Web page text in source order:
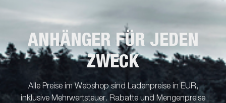
ANHÄNGER FÜR JEDEN
ZWECK
Alle Preise im Webshop sind Ladenpreise in EUR,
inklusive Mehrwertsteuer. Rabatte und Mengenpreise